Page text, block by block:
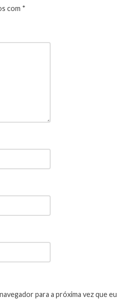
com *
para a próxima vez que eu